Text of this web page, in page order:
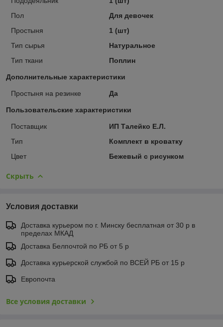
Пол
Для девочек
Простыня
1 (шт)
Тип сырья
Натуральное
Тип ткани
Поплин
Дополнительные характеристики
Простыня на резинке Да
Пользовательские характеристики
Поставщик
ИП Талейко Е.Л.
Тип
Комплект в кроватку
Цвет
Бежевый с рисунком
Скрыть
Условия доставки
Доставка курьером по г. Минску бесплатная от 30 р в
пределах МКАД
Доставка Белпочтой по РБ от 5 р
Доставка курьерской службой по ВСЕЙ РБ от 15 р
Европочта
Все условия доставки